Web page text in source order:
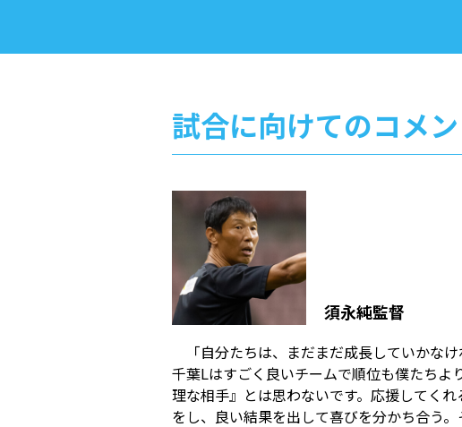
試合に向けてのコメン
須永純監督
「自分たちは、まだまだ成長していかなけ
千葉Lはすごく良いチームで順位も僕たちよ
理な相手』とは思わないです。応援してく
をし、良い結果を出して喜びを分かち合う